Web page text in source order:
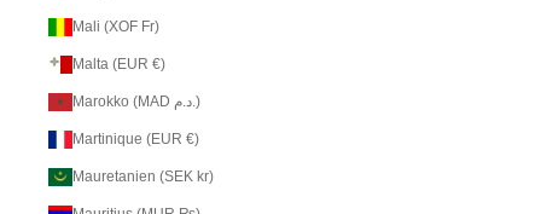
Mali (XOF Fr)
Malta (EUR €)
Marokko (MAD د.م.)
Martinique (EUR €)
Mauretanien (SEK kr)